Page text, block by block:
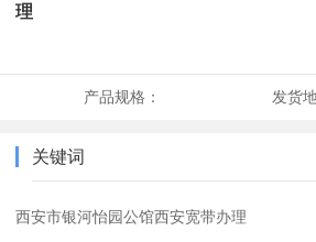
理
产品规格： 发货
关键词
西安市银河怡园公馆西安宽带办理